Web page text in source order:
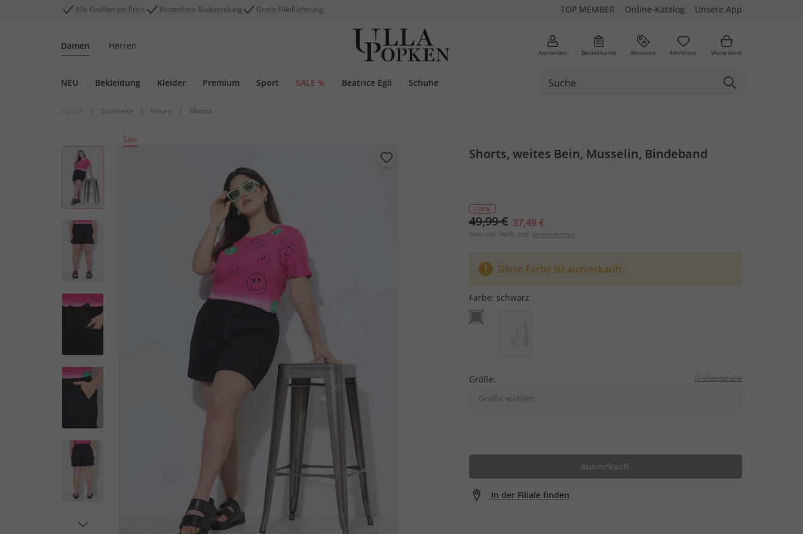
Alle Größen ein Preis Kostenlose Rücksendung Gratis Filiallieferung TOP MEMBER Online-Katalog Unsere App
Damen Herren
Anmelden Bestellkarte Aktionen Merkliste Warenkorb
NEU Bekleidung Kleider Premium Sport SALE % Beatrice Egli Schuhe
| Startseite | Hosen | Shorts
Sale
Shorts, weites Bein, Musselin, Bindeband
- 25%
49,99 € 37,49 €
Preis inkl. MwSt. zzgl. Versandkosten
Diese Farbe ist ausverkauft
Farbe: schwarz
Größe: Größentabelle
Größe wählen
Ausverkauft
In der Filiale finden